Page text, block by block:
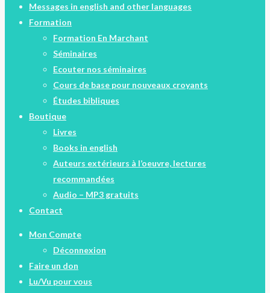
Messages in english and other languages
Formation
Formation En Marchant
Séminaires
Ecouter nos séminaires
Cours de base pour nouveaux croyants
Études bibliques
Boutique
Livres
Books in english
Auteurs extérieurs à l’oeuvre, lectures
recommandées
Audio – MP3 gratuits
Contact
Mon Compte
Déconnexion
Faire un don
Lu/Vu pour vous